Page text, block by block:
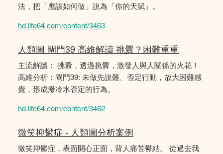
法，把「應該如何做」說為「你的天賦」。
hd.life64.com/content/3463
人類圖 閘門39 高維解讀 挑釁？困難重重
主流解讀： 挑釁，透過挑釁，激發人與人關係的火花！
高維分析：閘門39: 未做先說難、否定行動，放大困難感
覺，形成潑冷水否定的行為。
hd.life64.com/content/3462
微笑抑鬱症 - 人類圖分析案例
微笑抑鬱症，表面開心正面，背人痛苦鬰結。 從過去我